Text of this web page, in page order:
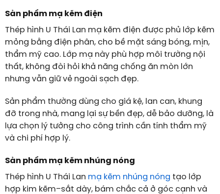
Sản phẩm mạ kẽm điện
Thép hình U Thái Lan mạ kẽm điện được phủ lớp kẽm
mỏng bằng điện phân, cho bề mặt sáng bóng, mịn,
thẩm mỹ cao. Lớp mạ này phù hợp môi trường nội
thất, không đòi hỏi khả năng chống ăn mòn lớn
nhưng vẫn giữ vẻ ngoài sạch đẹp.
Sản phẩm thường dùng cho giá kệ, lan can, khung
đỡ trong nhà, mang lại sự bền đẹp, dễ bảo dưỡng, là
lựa chọn lý tưởng cho công trình cần tính thẩm mỹ
và chi phí hợp lý.
Sản phẩm mạ kẽm nhúng nóng
Thép hình U Thái Lan mạ kẽm nhúng nóng tạo lớp
hợp kim kẽm–sắt dày, bám chắc cả ở góc cạnh và